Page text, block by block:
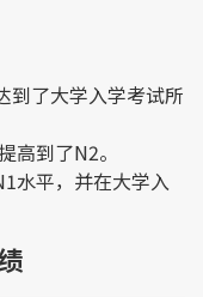
到了大学入学考试所
高到了N2。
水平，并在大学入